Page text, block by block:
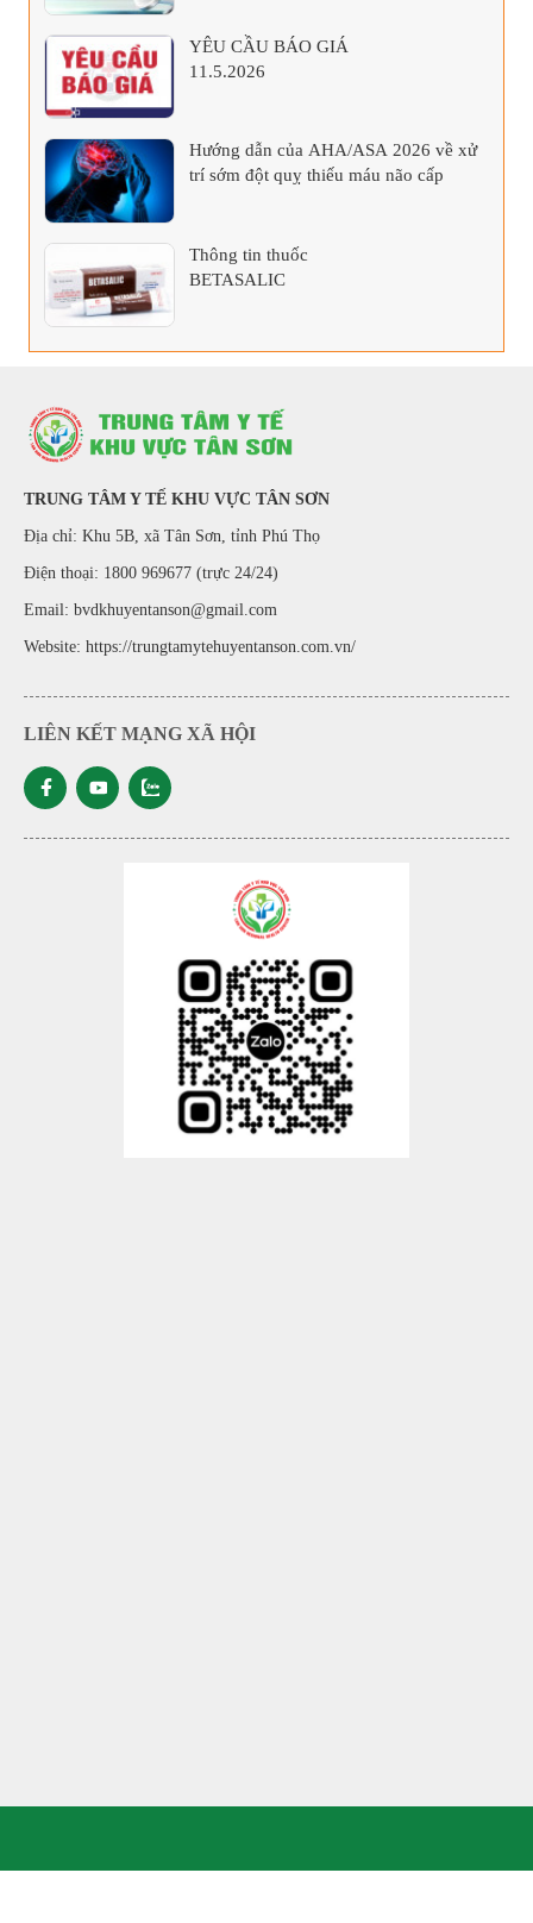
YÊU CẦU BÁO GIÁ
11.5.2026
Hướng dẫn của AHA/ASA 2026 về xử
trí sớm đột quỵ thiếu máu não cấp
Thông tin thuốc
BETASALIC
TRUNG TÂM Y TẾ KHU VỰC TÂN SƠN
Địa chỉ: Khu 5B, xã Tân Sơn, tỉnh Phú Thọ
Điện thoại: 1800 969677 (trực 24/24)
Email: bvdkhuyentanson@gmail.com
Website: https://trungtamytehuyentanson.com.vn/
LIÊN KẾT MẠNG XÃ HỘI